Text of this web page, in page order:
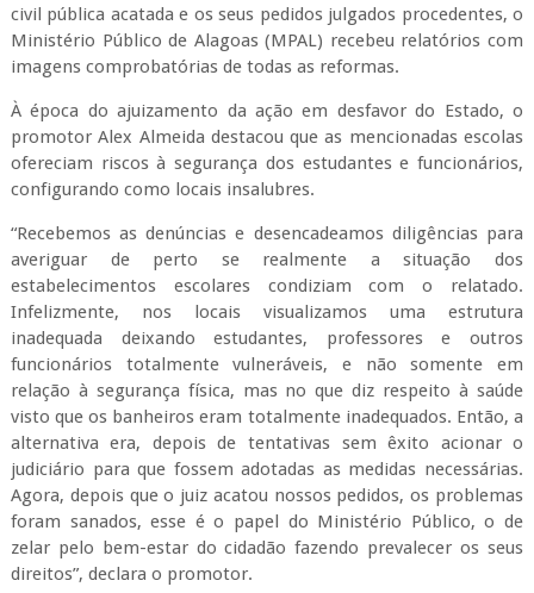
civil pública acatada e os seus pedidos julgados procedentes, o
Ministério Público de Alagoas (MPAL) recebeu relatórios com
imagens comprobatórias de todas as reformas.
À época do ajuizamento da ação em desfavor do Estado, o
promotor Alex Almeida destacou que as mencionadas escolas
ofereciam riscos à segurança dos estudantes e funcionários,
configurando como locais insalubres.
“Recebemos as denúncias e desencadeamos diligências para
averiguar de perto se realmente a situação dos
estabelecimentos escolares condiziam com o relatado.
Infelizmente, nos locais visualizamos uma estrutura
inadequada deixando estudantes, professores e outros
funcionários totalmente vulneráveis, e não somente em
relação à segurança física, mas no que diz respeito à saúde
visto que os banheiros eram totalmente inadequados. Então, a
alternativa era, depois de tentativas sem êxito acionar o
judiciário para que fossem adotadas as medidas necessárias.
Agora, depois que o juiz acatou nossos pedidos, os problemas
foram sanados, esse é o papel do Ministério Público, o de
zelar pelo bem-estar do cidadão fazendo prevalecer os seus
direitos”, declara o promotor.